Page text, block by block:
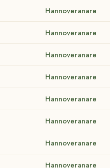
Hannoveranare
Hannoveranare
Hannoveranare
Hannoveranare
Hannoveranare
Hannoveranare
Hannoveranare
Hannoveranare